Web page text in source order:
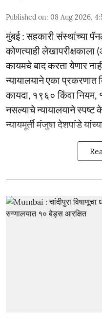
Published on: 08 Aug 2026,
मुंबई : सहकारी संस्थांच्या
कोणत्याही
कायमचे बाद करता येणार
न्यायालयाने एका प्रकरणात
कायदा, १९६० किंवा
नसल्याचे न्यायालयाने स्पष्ट
न्यायमूर्ती मंजुषा देशपांडे